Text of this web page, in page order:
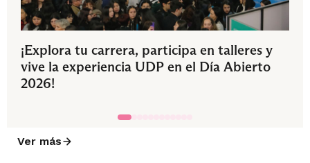
¡Explora tu carrera, participa en talleres y
vive la experiencia UDP en el Día Abierto
2026!
Ver más